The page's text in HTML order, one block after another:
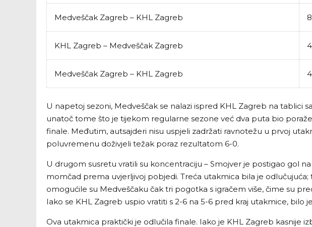
Medveščak Zagreb – KHL Zagreb
KHL Zagreb – Medveščak Zagreb
Medveščak Zagreb – KHL Zagreb
U napetoj sezoni, Medveščak se nalazi ispred KHL Zagreb na tablici
unatoč tome što je tijekom regularne sezone već dva puta bio
finale. Međutim, autsajderi nisu uspjeli zadržati ravnotežu u prvoj
poluvremenu doživjeli težak poraz rezultatom 6-0.
U drugom susretu vratili su koncentraciju – Smojver je postigao gol
momčad prema uvjerljivoj pobjedi. Treća utakmica bila je odlučujuća;
omogućile su Medveščaku čak tri pogotka s igračem više, čime su
Iako se KHL Zagreb uspio vratiti s 2-6 na 5-6 pred kraj utakmice, bilo
Ova utakmica praktički je odlučila finale. Iako je KHL Zagreb kasnije